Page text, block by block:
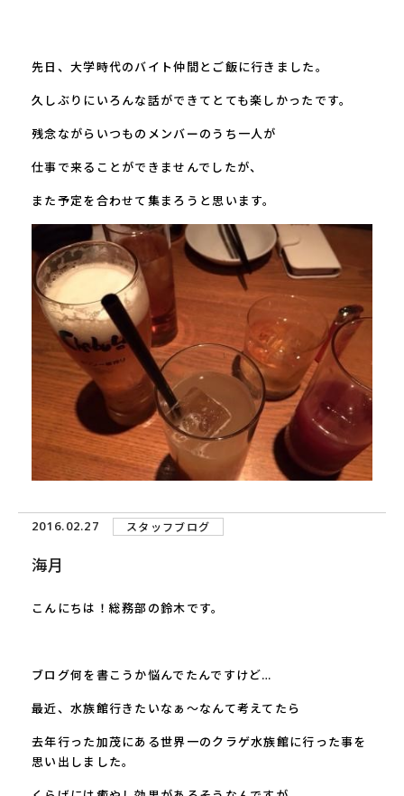
先日、大学時代のバイト仲間とご飯に行きました。
久しぶりにいろんな話ができてとても楽しかったです。
残念ながらいつものメンバーのうち一人が
仕事で来ることができませんでしたが、
また予定を合わせて集まろうと思います。
2016.02.27 スタッフブログ
海月
こんにちは！総務部の鈴木です。
ブログ何を書こうか悩んでたんですけど…
最近、水族館行きたいなぁ〜なんて考えてたら
去年行った加茂にある世界一のクラゲ水族館に行った事を
思い出しました。